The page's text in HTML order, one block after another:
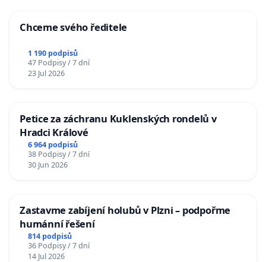
Chceme svého ředitele
1 190 podpisů
47 Podpisy / 7 dní
23 Jul 2026
Petice za záchranu Kuklenských rondelů v
Hradci Králové
6 964 podpisů
38 Podpisy / 7 dní
30 Jun 2026
Zastavme zabíjení holubů v Plzni – podpořme
humánní řešení
814 podpisů
36 Podpisy / 7 dní
14 Jul 2026